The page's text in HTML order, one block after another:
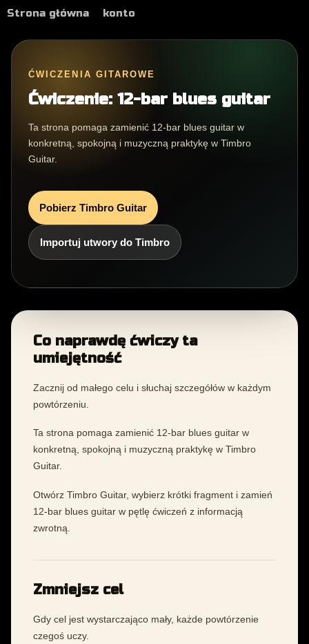
Strona główna konto
ĆWICZENIA GITAROWE
Ćwiczenie: 12-bar blues guitar
Ta strona pomaga zamienić 12-bar blues guitar w
konkretną, spokojną i muzyczną praktykę w Timbro
Guitar.
Pobierz Timbro Guitar
Importuj utwory do Timbro
Co naprawdę ćwiczy ta
umiejętność
Zacznij od małego celu i słuchaj szczegółów w każdym
powtórzeniu.
Ta strona pomaga zamienić 12-bar blues guitar w
konkretną, spokojną i muzyczną praktykę w Timbro
Guitar.
Otwórz Timbro Guitar, wybierz krótki fragment i zamień
12-bar blues guitar w pętlę ćwiczeń z informacją
zwrotną.
Zmniejsz cel
Gdy cel jest wystarczająco mały, każde powtórzenie
czegoś uczy.